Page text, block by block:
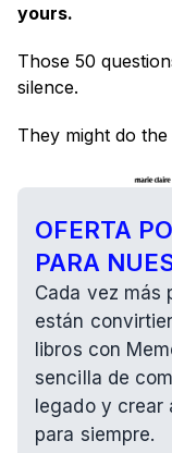
yours.
Those 50
silence.
They might do
OFERTA
PARA
Cada vez más
están
libros con
sencilla de
legado y crear
para siempre.